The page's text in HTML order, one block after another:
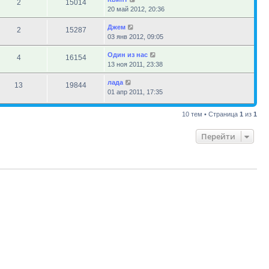
2 15014
20 май 2012, 20:36
2 15287
Джем
03 янв 2012, 09:05
4 16154
Один из нас
13 ноя 2011, 23:38
13 19844
лада
01 апр 2011, 17:35
10 тем • Страница 1 из 1
Перейти